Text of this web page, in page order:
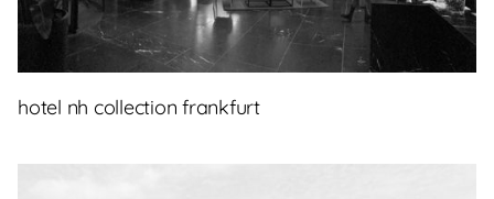
hotel nh collection frankfurt